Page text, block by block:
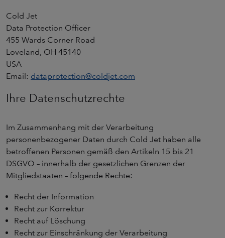
Cold Jet
Data Protection Officer
455 Wards Corner Road
Loveland, OH 45140
USA
Email: dataprotection@coldjet.com
Ihre Datenschutzrechte
Im Zusammenhang mit der Verarbeitung
personenbezogener Daten durch Cold Jet haben alle
betroffenen Personen gemäß den Artikeln 15 bis 21
DSGVO – innerhalb der gesetzlichen Grenzen der
Mitgliedstaaten – folgende Rechte:
Recht der Information
Recht zur Korrektur
Recht auf Löschung
Recht zur Einschränkung der Verarbeitung